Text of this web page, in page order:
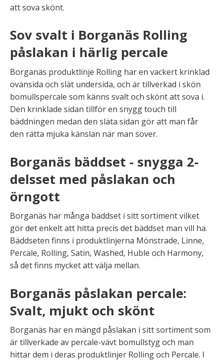
att sova skönt.
Sov svalt i Borganäs Rolling
påslakan i härlig percale
Borganäs produktlinje Rolling har en vackert krinklad
ovansida och slät undersida, och är tillverkad i skön
bomullspercale som känns svalt och skönt att sova i.
Den krinklade sidan tillför en snygg touch till
bäddningen medan den släta sidan gör att man får
den rätta mjuka känslan när man sover.
Borganäs bäddset - snygga 2-
delsset med påslakan och
örngott
Borganäs har många bäddset i sitt sortiment vilket
gör det enkelt att hitta precis det bäddset man vill ha.
Bäddseten finns i produktlinjerna Mönstrade, Linne,
Percale, Rolling, Satin, Washed, Huble och Harmony,
så det finns mycket att välja mellan.
Borganäs påslakan percale:
Svalt, mjukt och skönt
Borganäs har en mängd påslakan i sitt sortiment som
är tillverkade av percale-vävt bomullstyg och man
hittar dem i deras produktlinjer Rolling och Percale. I